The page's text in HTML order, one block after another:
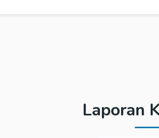
Laporan